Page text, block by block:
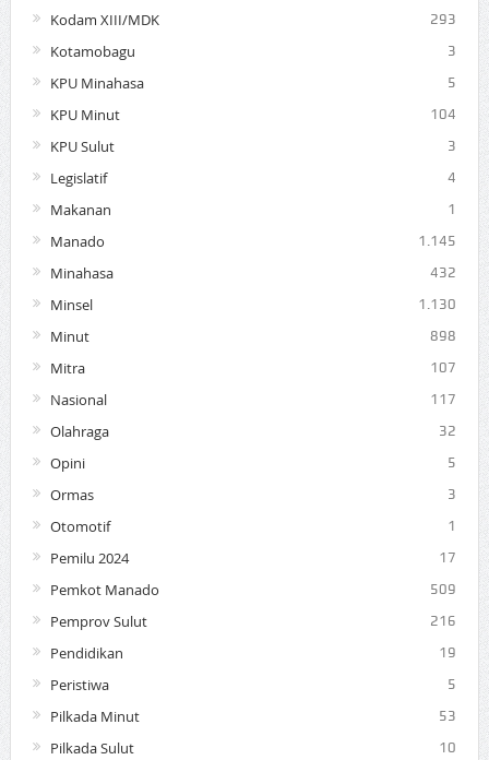
Kodam XIII/MDK 293
Kotamobagu 3
KPU Minahasa 5
KPU Minut 104
KPU Sulut 3
Legislatif 4
Makanan 1
Manado 1.145
Minahasa 432
Minsel 1.130
Minut 898
Mitra 107
Nasional 117
Olahraga 32
Opini 5
Ormas 3
Otomotif 1
Pemilu 2024 17
Pemkot Manado 509
Pemprov Sulut 216
Pendidikan 19
Peristiwa 5
Pilkada Minut 53
Pilkada Sulut 10